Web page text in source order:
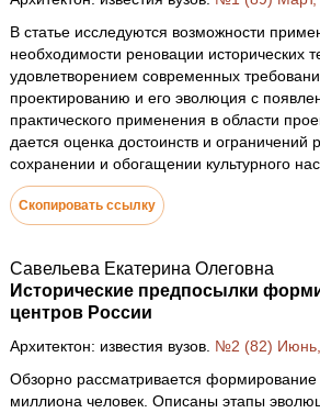
В статье исследуются возможности
необходимости реновации исторических
удовлетворением современных
проектированию и его эволюция с
практического применения в области
дается оценка достоинств и
сохранении и обогащении культурного
Скопировать ссылку
Савельева Екатерина Олеговна
Исторические предпосылки
центров России
Архитектон: известия вузов. №2 (82)
Обзорно рассматривается формирование
миллиона человек. Описаны этапы